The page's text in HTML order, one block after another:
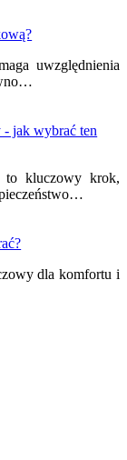
uwzględnienia
- jak wybrać ten
to kluczowy krok,
dla komfortu i